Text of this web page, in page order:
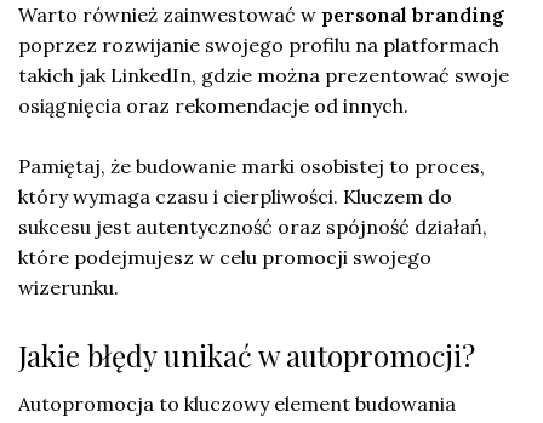
Warto również zainwestować w personal branding
poprzez rozwijanie swojego profilu na platformach
takich jak LinkedIn, gdzie można prezentować swoje
osiągnięcia oraz rekomendacje od innych.
Pamiętaj, że budowanie marki osobistej to proces,
który wymaga czasu i cierpliwości. Kluczem do
sukcesu jest autentyczność oraz spójność działań,
które podejmujesz w celu promocji swojego
wizerunku.
Jakie błędy unikać w autopromocji?
Autopromocja to kluczowy element budowania